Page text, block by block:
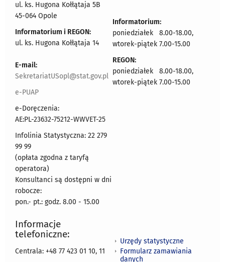
ul. ks. Hugona Kołłątaja 5B
45-064 Opole
Informatorium i REGON:
ul. ks. Hugona Kołłątaja 14
E-mail:
SekretariatUSopl@stat.gov.pl
e-PUAP
e-Doręczenia:
AE:PL-23632-75212-WWVET-25
Infolinia Statystyczna: 22 279
99 99
(opłata zgodna z taryfą
operatora)
Konsultanci są dostępni w dni
robocze:
pon.- pt.: godz. 8.00 - 15.00
Informatorium:
poniedziałek 8.00-18.00,
wtorek-piątek 7.00-15.00
REGON:
poniedziałek 8.00-18.00,
wtorek-piątek 7.00-15.00
Informacje
telefoniczne:
Centrala: +48 77 423 01 10, 11
Urzędy statystyczne
Formularz zamawiania
danych